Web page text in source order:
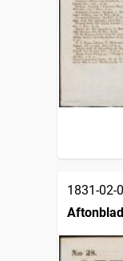
1831-02-